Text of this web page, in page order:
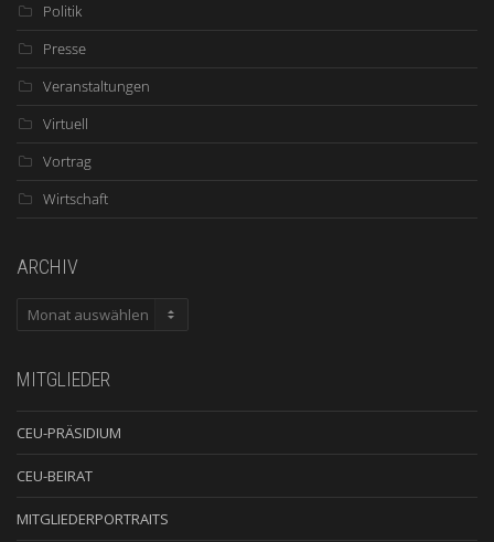
Politik
Presse
Veranstaltungen
Virtuell
Vortrag
Wirtschaft
ARCHIV
ARCHIV
MITGLIEDER
CEU-PRÄSIDIUM
CEU-BEIRAT
MITGLIEDERPORTRAITS